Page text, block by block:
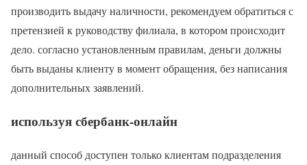
производить выдачу наличности, рекомендуем обратиться с
претензией к руководству филиала, в котором происходит
дело. согласно установленным правилам, деньги должны
быть выданы клиенту в момент обращения, без написания
дополнительных заявлений.
используя сбербанк-онлайн
данный способ доступен только клиентам подразделения